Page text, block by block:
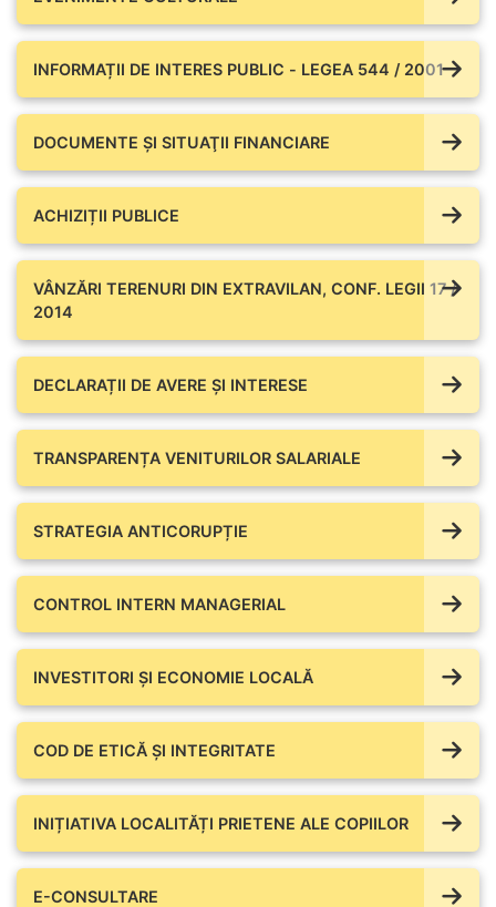
INFORMAȚII DE INTERES PUBLIC - LEGEA 544 / 2001
DOCUMENTE ŞI SITUAŢII FINANCIARE
ACHIZIȚII PUBLICE
VÂNZĂRI TERENURI DIN EXTRAVILAN, CONF. LEGII 17 /
2014
DECLARAȚII DE AVERE ŞI INTERESE
TRANSPARENȚA VENITURILOR SALARIALE
STRATEGIA ANTICORUPȚIE
CONTROL INTERN MANAGERIAL
INVESTITORI ȘI ECONOMIE LOCALĂ
COD DE ETICĂ ȘI INTEGRITATE
INIȚIATIVA LOCALITĂȚI PRIETENE ALE COPIILOR
E-CONSULTARE